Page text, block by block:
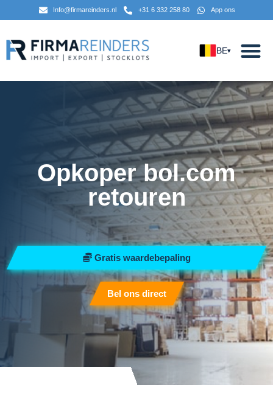
Info@firmareinders.nl +31 6 332 258 80 App ons
BE▾
Opkoper bol.com
retouren
Gratis waardebepaling
Bel ons direct